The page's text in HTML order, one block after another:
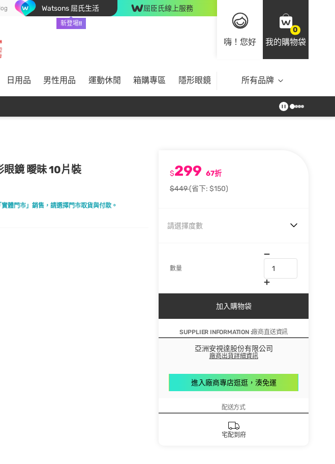
Watsons 屈氏生活
新登場!!
屈臣氏線上服務
嗨！您好
0
我的購物袋
日用品 男性用品 運動休閒 箱購專區 隱形眼鏡 所有品牌
鏡 曖昧 10片裝
體門市」銷售，請選擇門市取貨與付款。
$299 67折
$449(省下: $150)
請選擇度數
數量
加入購物袋
SUPPLIER INFORMATION :廠商直送資訊
亞洲安視達股份有限公司
廠商出貨詳細資訊
進入廠商專店逛逛，湊免運
配送方式
宅配到府